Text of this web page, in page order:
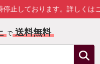
おります。詳しくはこちら
で 送料無料